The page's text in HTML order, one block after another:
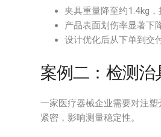
夹具重量降至约1.4kg，
产品表面划伤率显著下
设计优化后从下单到交
案例二：检测
一家医疗器械企业需要对注
紧密，影响测量稳定性。